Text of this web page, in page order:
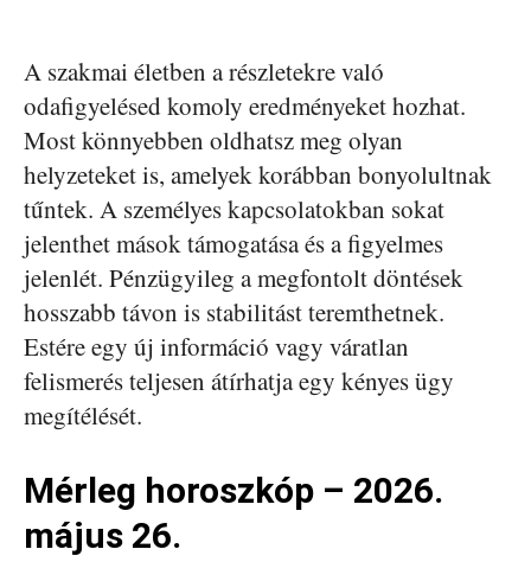
A szakmai életben a részletekre való
odafigyelésed komoly eredményeket hozhat.
Most könnyebben oldhatsz meg olyan
helyzeteket is, amelyek korábban bonyolultnak
tűntek. A személyes kapcsolatokban sokat
jelenthet mások támogatása és a figyelmes
jelenlét. Pénzügyileg a megfontolt döntések
hosszabb távon is stabilitást teremthetnek.
Estére egy új információ vagy váratlan
felismerés teljesen átírhatja egy kényes ügy
megítélését.
Mérleg horoszkóp – 2026.
május 26.